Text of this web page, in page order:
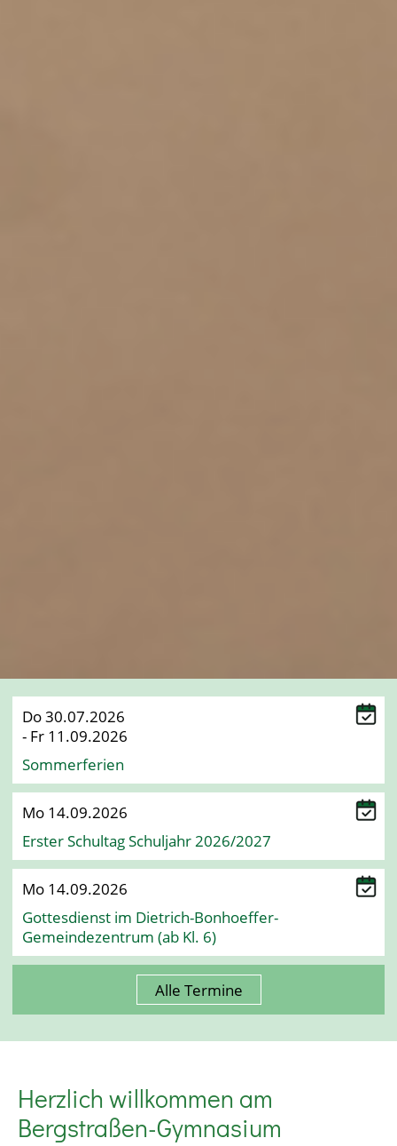
Do 30.07.2026
- Fr 11.09.2026
Sommerferien
Mo 14.09.2026
Erster Schultag Schuljahr 2026/2027
Mo 14.09.2026
Gottesdienst im Dietrich-Bonhoeffer-
Gemeindezentrum (ab Kl. 6)
Alle Termine
Herzlich willkommen am
Bergstraßen-Gymnasium